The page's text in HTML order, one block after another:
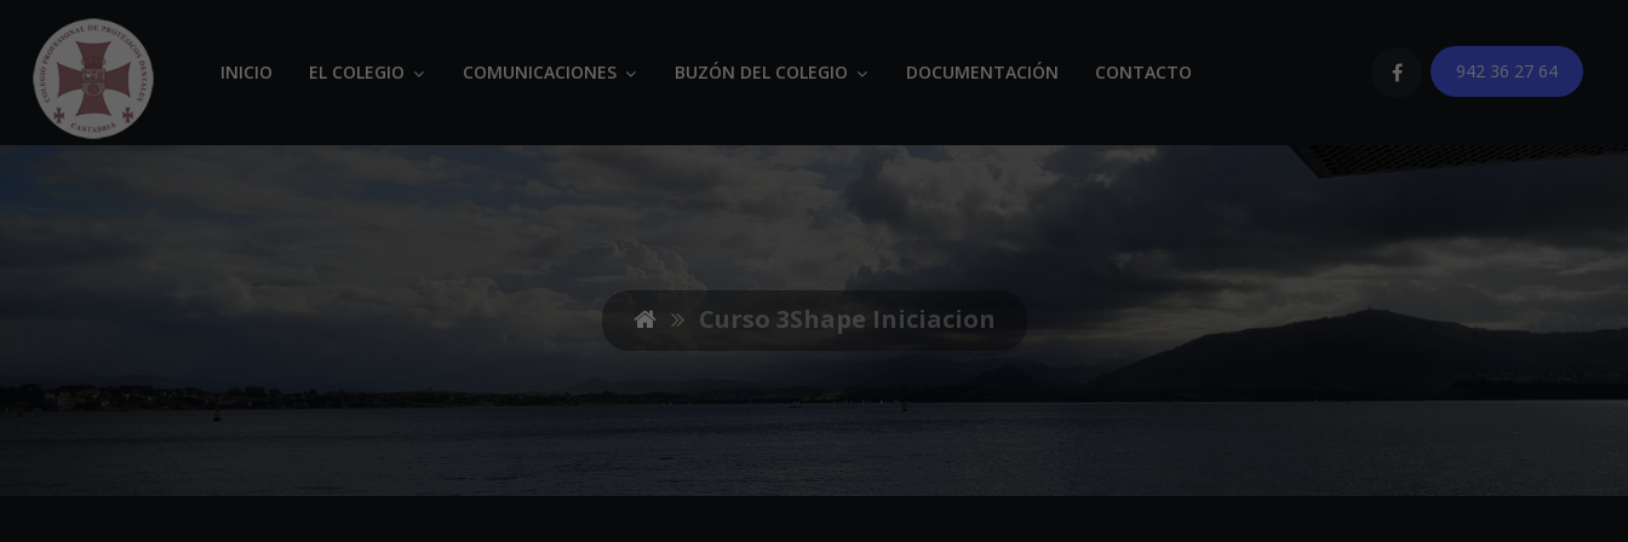
INICIO EL COLEGIO COMUNICACIONES BUZÓN DEL COLEGIO DOCUMENTACIÓN CONTACTO 942 36 27 64
Curso 3Shape Iniciacion